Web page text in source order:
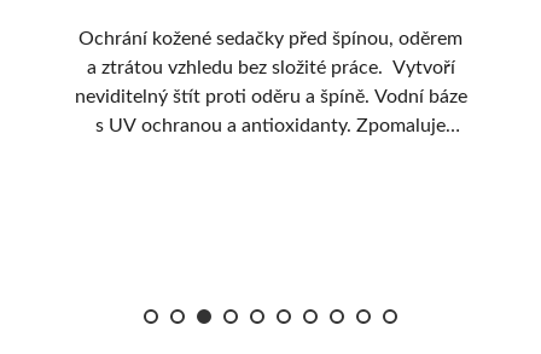
Ochrání kožené sedačky před špínou, oděrem
a ztrátou vzhledu bez složité práce. Vytvoří
neviditelný štít proti oděru a špíně. Vodní báze
s UV ochranou a antioxidanty. Zpomaluje